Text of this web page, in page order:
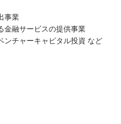
事業
金融サービスの提供事業
ンチャーキャピタル投資 など